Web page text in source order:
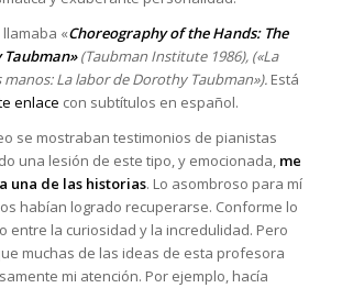
«Choreography of the Hands: The
(Taubman Institute 1986), («La
manos: La labor de Dorothy Taubman»).Está
enlace con subtítulos en español.
se mostraban testimonios de pianistas
una lesión de este tipo, y emocionada, me
una de las historias. Lo asombroso para mí
habían logrado recuperarse. Conforme lo
entre la curiosidad y la incredulidad. Pero
muchas de las ideas de esta profesora
mi atención. Por ejemplo, hacía